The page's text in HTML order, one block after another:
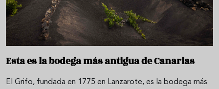
Esta es la bodega más antigua de Canarias
El Grifo, fundada en 1775 en Lanzarote, es la bodega más